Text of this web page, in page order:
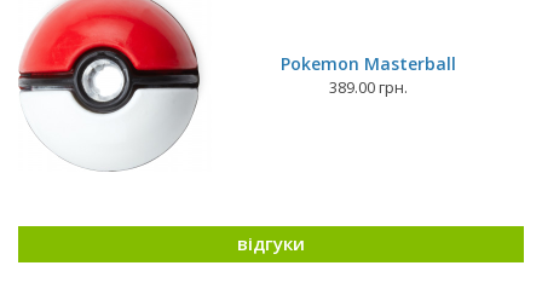
Pokemon Masterball
389.00 грн.
відгуки